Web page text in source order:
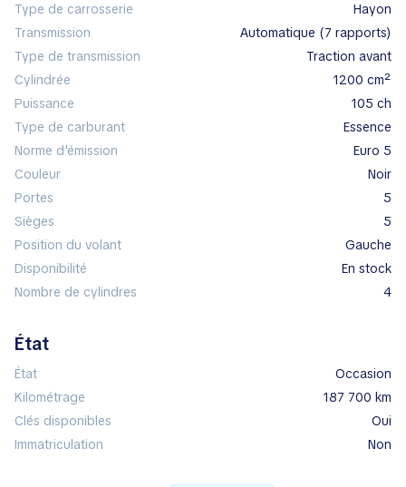
Type de carrosserie
hayon
Transmission
automatique (7 rapports)
Type de transmission
traction avant
Cylindrée
1200 cm²
Puissance
105 ch
Type de carburant
essence
Norme d'émission
Euro 5
Couleur
noir
Portes
5
Sièges
5
Position du volant
gauche
Disponibilité
en stock
Nombre de cylindres
4
État
État
Occasion
Kilométrage
187 700 km
Clés disponibles
Oui
Immatriculation
Non